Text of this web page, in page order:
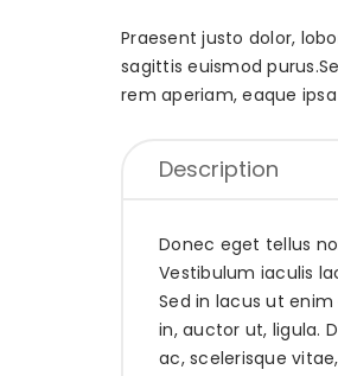
Praesent justo dolor,
sagittis euismod
rem aperiam, eaque
Description
Donec eget tellus
Vestibulum iaculis
Sed in lacus ut
in, auctor ut, ligula.
ac, scelerisque